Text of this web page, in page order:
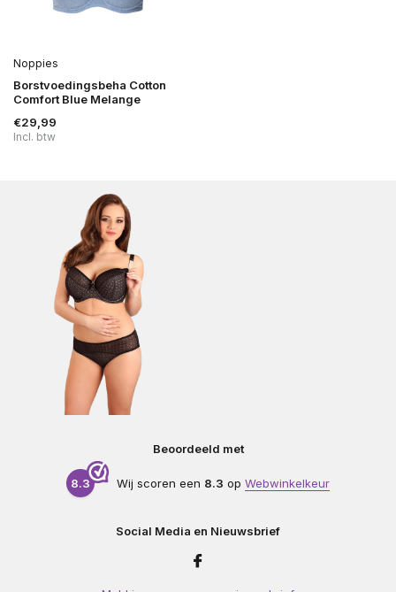
Noppies
Borstvoedingsbeha Cotton
Comfort Blue Melange
€29,99
Incl. btw
Beoordeeld met
8.3 Wij scoren een 8.3 op Webwinkelkeur
Social Media en Nieuwsbrief